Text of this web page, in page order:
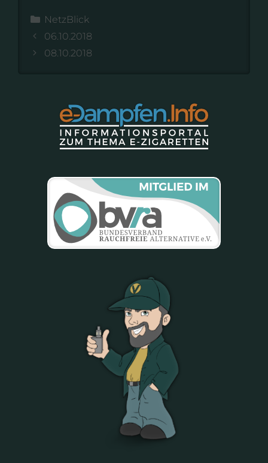
Kategorien
NetzBlick
06.10.2018
08.10.2018